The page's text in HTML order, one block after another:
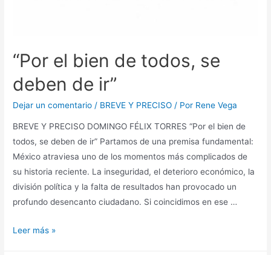
“Por el bien de todos, se
deben de ir”
Dejar un comentario / BREVE Y PRECISO / Por Rene Vega
BREVE Y PRECISO DOMINGO FÉLIX TORRES “Por el bien de
todos, se deben de ir” Partamos de una premisa fundamental:
México atraviesa uno de los momentos más complicados de
su historia reciente. La inseguridad, el deterioro económico, la
división política y la falta de resultados han provocado un
profundo desencanto ciudadano. Si coincidimos en ese …
Leer más »